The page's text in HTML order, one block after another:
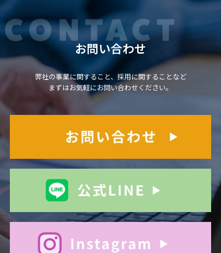
お問い合わせ
弊社の事業に関すること、採用に関することなど
まずはお気軽にお問い合わせください。